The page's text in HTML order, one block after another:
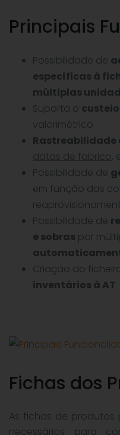
Principais
Possibilidade de
específicas à
múltiplas
Suporta o
valorimétrico
Rastreabilidade
datas de fabrico,
Possibilidade de
em função das
Possibilidade de
e sobras por
Criação do
inventários à AT
Fichas dos
As fichas de produtos
necessários para